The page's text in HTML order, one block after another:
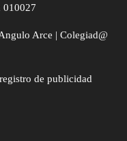
010027
Arce | Colegiad@
de publicidad